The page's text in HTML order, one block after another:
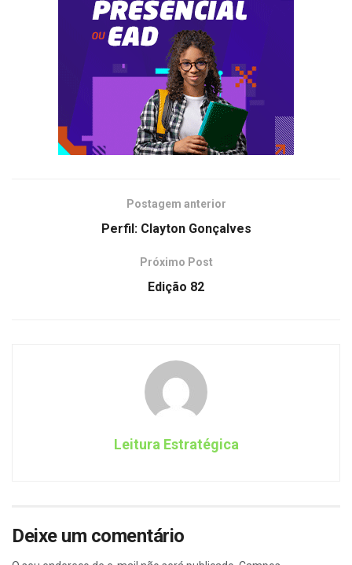
Postagem anterior
Perfil: Clayton Gonçalves
Próximo Post
Edição 82
Leitura Estratégica
Deixe um comentário